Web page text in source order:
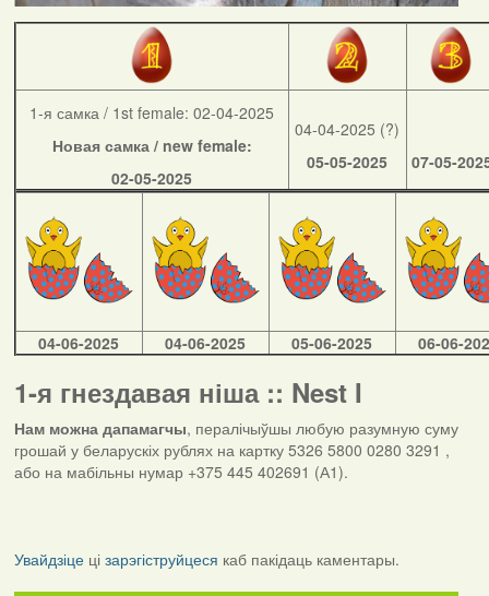
1-я самка / 1st female: 02-04-2025
Новая самка / new female:
02-05-2025
04-04-2025 (?)
05-05-2025
07-05-
04-06-2025 04-06-2025 05-06-2025 06-06-
1-я гнездавая ніша :: Nest I
Нам можна дапамагчы, пералічыўшы любую разумную суму
грошай у беларускіх рублях на картку 5326 5800 0280 3291 ,
або на мабільны нумар +375 445 402691 (А1).
Увайдзіцеці зарэгіструйцеся каб пакідаць каментары.